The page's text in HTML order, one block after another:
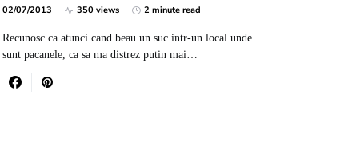
02/07/2013 350 views 2 minute read
Recunosc ca atunci cand beau un suc intr-un local unde
sunt pacanele, ca sa ma distrez putin mai…